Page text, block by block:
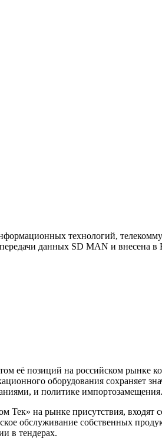
технологий,
данных SD MAN и внесена
её позиций на российском рынке
оборудования сохраняет
и политике импортозамещения.
на рынке присутствия, входят
обслуживание собственных
в тендерах.